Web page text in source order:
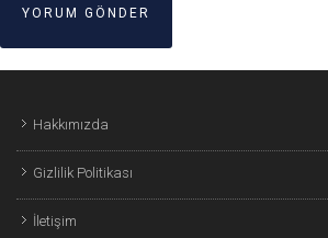
Hakkımızda
Gizlilik Politikası
İletişim